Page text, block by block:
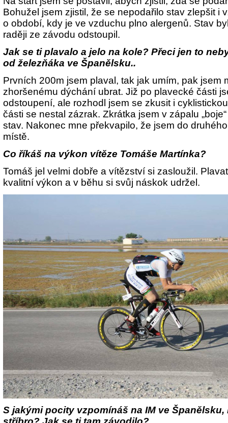
Bohužel jsem zjistil, že se nepodařilo stav zlepšit i
o období, kdy je ve vzduchu plno alergenů. Stav
raději ze závodu odstoupil.
Jak se ti plavalo a jelo na kole? Přeci jen to
od železňáka ve Španělsku..
Prvních 200m jsem plaval, tak jak umím, pak jsem
zhoršenému dýchání ubrat. Již po plavecké části
odstoupení, ale rozhodl jsem se zkusit i
části se nestal zázrak. Zkrátka jsem v zápalu
stav. Nakonec mne překvapilo, že jsem do
místě.
Co říkáš na výkon vítěze Tomáše Martínka?
Tomáš jel velmi dobře a vítězství si zasloužil.
kvalitní výkon a v běhu si svůj náskok udržel.
S jakými pocity vzpomínáš na IM ve